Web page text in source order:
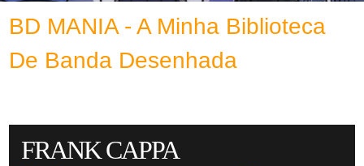
BD MANIA - A Minha Biblioteca
De Banda Desenhada
FRANK CAPPA